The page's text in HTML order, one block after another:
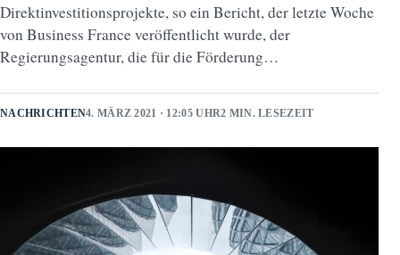
Direktinvestitionsprojekte, so ein Bericht, der letzte Woche
von Business France veröffentlicht wurde, der
Regierungsagentur, die für die Förderung…
NACHRICHTEN4. MÄRZ 2021 · 12:05 UHR2 MIN. LESEZEIT